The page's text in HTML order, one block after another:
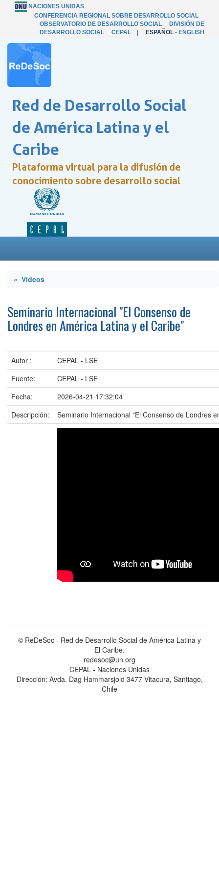
NACIONES UNIDAS
CONFERENCIA REGIONAL SOBRE DESARROLLO SOCIAL
OBSERVATORIO DE DESARROLLO SOCIAL
DIVISIÓN DE
DESARROLLO SOCIAL
CEPAL ESPAÑOL - ENGLISH
Red de Desarrollo Social
de América Latina y el
Caribe
Plataforma virtual para la difusión de
conocimiento sobre desarrollo social
« Videos
Seminario Internacional "El Consenso de
Londres en América Latina y el Caribe"
Autor :
CEPAL - LSE
Fuente:
CEPAL - LSE
Fecha:
2026-04-21 17:32:04
Descripción:
Seminario Internacional "El Consenso de Londres
© ReDeSoc - Red de Desarrollo Social de América Latina y
El Caribe.
redesoc@un.org
CEPAL - Naciones Unidas
Dirección: Avda. Dag Hammarsjold 3477 Vitacura, Santiago,
Chile